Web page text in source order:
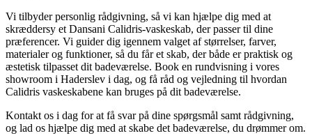
Vi tilbyder personlig rådgivning, så vi kan hjælpe dig med at
skræddersy et Dansani Calidris-vaskeskab, der passer til dine
præferencer. Vi guider dig igennem valget af størrelser, farver,
materialer og funktioner, så du får et skab, der både er praktisk og
æstetisk tilpasset dit badeværelse. Book en rundvisning i vores
showroom i Haderslev i dag, og få råd og vejledning til hvordan
Calidris vaskeskabene kan bruges på dit badeværelse.
Kontakt os i dag for at få svar på dine spørgsmål samt rådgivning,
og lad os hjælpe dig med at skabe det badeværelse, du drømmer om.